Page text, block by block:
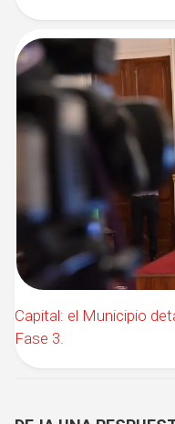
Capital: el Municipio
Fase 3.